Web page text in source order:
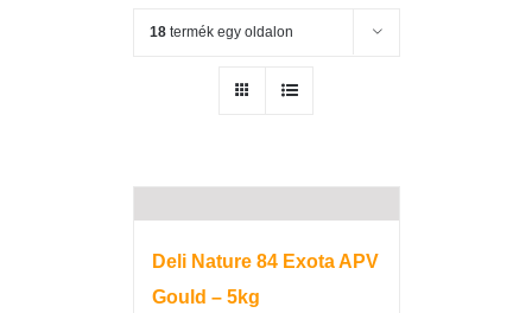
18termék egy oldalon
Deli Nature 84 Exota APV
Gould – 5kg